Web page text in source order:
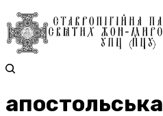
апостольська